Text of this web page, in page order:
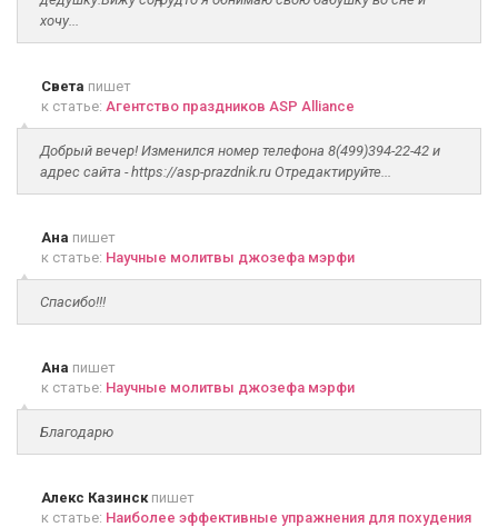
хочу...
Света пишет
к статье: Агентство праздников ASP Alliance
Добрый вечер! Изменился номер телефона 8(499)394-22-42 и
адрес сайта - https://asp-prazdnik.ru Отредактируйте...
Ана пишет
к статье: Научные молитвы джозефа мэрфи
Спасибо!!!
Ана пишет
к статье: Научные молитвы джозефа мэрфи
Благодарю
Алекс Казинскпишет
к статье: Наиболее эффективные упражнения для похудения